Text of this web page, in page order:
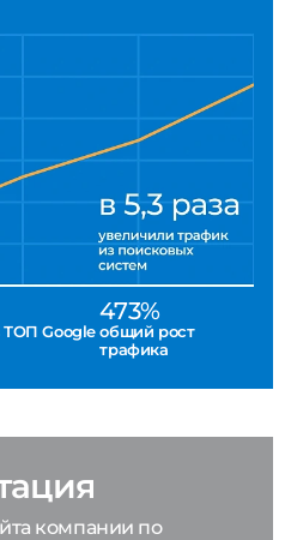
ТОП Google
473%
общий рост
трафика
компании по